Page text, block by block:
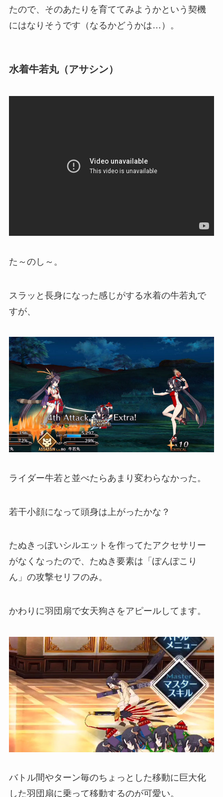
たので、そのあたりを育ててみようかという契機
にはなりそうです（なるかどうかは…）。
水着牛若丸（アサシン）
た～のし～。
スラッと長身になった感じがする水着の牛若丸で
すが、
ライダー牛若と並べたらあまり変わらなかった。
若干小顔になって頭身は上がったかな？
たぬきっぽいシルエットを作ってたアクセサリー
がなくなったので、たぬき要素は「ぽんぽこり
ん」の攻撃セリフのみ。
かわりに羽団扇で女天狗さをアピールしてます。
バトル間やターン毎のちょっとした移動に巨大化
した羽団扇に乗って移動するのが可愛い。